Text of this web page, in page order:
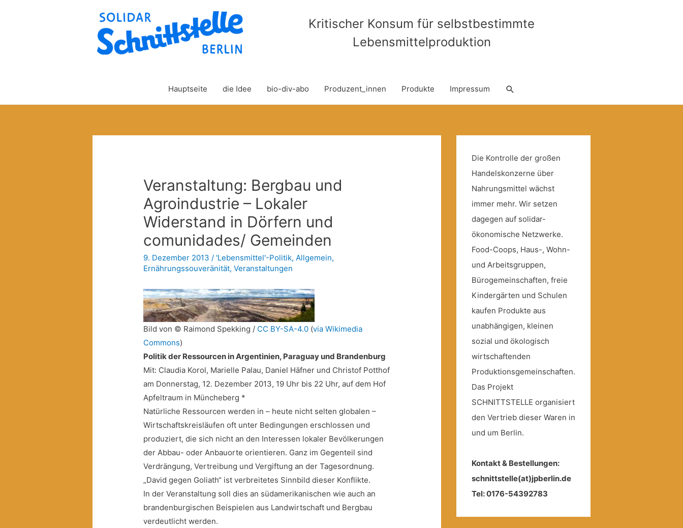
Kritischer Konsum für selbstbestimmte
Lebensmittelproduktion
Hauptseite die Idee bio-div-abo Produzent_innen Produkte Impressum Suche
Veranstaltung: Bergbau und
Agroindustrie – Lokaler
Widerstand in Dörfern und
comunidades/ Gemeinden
9. Dezember 2013 / 'Lebensmittel'-Politik,Allgemein,
Ernährungssouveränität,Veranstaltungen
Bild von © Raimond Spekking / CC BY-SA-4.0 (via Wikimedia
Commons)
Politik der Ressourcen in Argentinien, Paraguay und Brandenburg
Mit: Claudia Korol, Marielle Palau, Daniel Häfner und Christof Potthof
am Donnerstag, 12. Dezember 2013, 19 Uhr bis 22 Uhr, auf dem Hof
Apfeltraum in Müncheberg *
Natürliche Ressourcen werden in – heute nicht selten globalen –
Wirtschaftskreisläufen oft unter Bedingungen erschlossen und
produziert, die sich nicht an den Interessen lokaler Bevölkerungen
der Abbau- oder Anbauorte orientieren. Ganz im Gegenteil sind
Verdrängung, Vertreibung und Vergiftung an der Tagesordnung.
„David gegen Goliath“ ist verbreitetes Sinnbild dieser Konflikte.
In der Veranstaltung soll dies an südamerikanischen wie auch an
brandenburgischen Beispielen aus Landwirtschaft und Bergbau
verdeutlicht werden.
Die Kontrolle der großen
Handelskonzerne über
Nahrungsmittel wächst
immer mehr. Wir setzen
dagegen auf solidar-
ökonomische Netzwerke.
Food-Coops, Haus-, Wohn-
und Arbeitsgruppen,
Bürogemeinschaften, freie
Kindergärten und Schulen
kaufen Produkte aus
unabhängigen, kleinen
sozial und ökologisch
wirtschaftenden
Produktionsgemeinschaften.
Das Projekt
SCHNITTSTELLE organisiert
den Vertrieb dieser Waren in
und um Berlin.
Kontakt & Bestellungen:
schnittstelle(at)jpberlin.de
Tel: 0176-54392783